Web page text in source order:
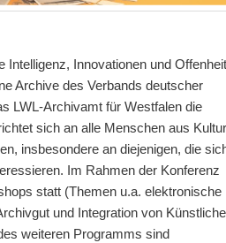
Intelligenz, Innovationen und
Archive des Verbands deutscher
LWL-Archivamt für Westfalen die
sich an alle Menschen aus
insbesondere an diejenigen, die
Im Rahmen der Konferenz
statt (Themen u.a. elektronische
und Integration von
weiteren Programms sind